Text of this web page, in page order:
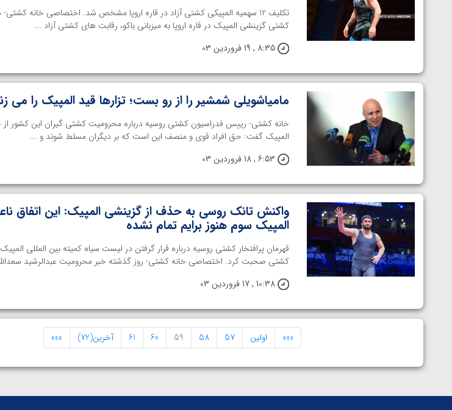
تکلیف 12 سهمیه المپیکی کشتی آزاد در قاره اروپا مشخص شد. اختصاصی خانه
کشتی گزینشی المپیک در قاره اروپا به میزبانی باکو، رقابت های کشتی آزاد ...
8:35 , 19 فروردین 03
مامیاشویلی شمشیر را از رو بست؛ تزارها قید المپیک را می
خانه کشتی- رییس فدراسیون کشتی روسیه درباره محرومیت کشتی گیران این کشور
المپیک گفت: حق افراد قوی و منصف این است که بر دیگران مسلط شوند و ...
6:53 , 18 فروردین 03
واکنش تانک روسی به حذف از گزینشی المپیک: این اتفاق
المپیک سوم هنوز برایم تمام نشده
قهرمان پرافتخار کشتی روسیه درباره قرار گرفتن در لیست سیاه کمیته بین المللی
کشتی صحبت کرد. اختصاصی خانه کشتی- روز گذشته خبر محرومیت عبدالرشید
10:38 , 17 فروردین 03
««« اولین 57
58
59
60
61 آخرین(72) »»»